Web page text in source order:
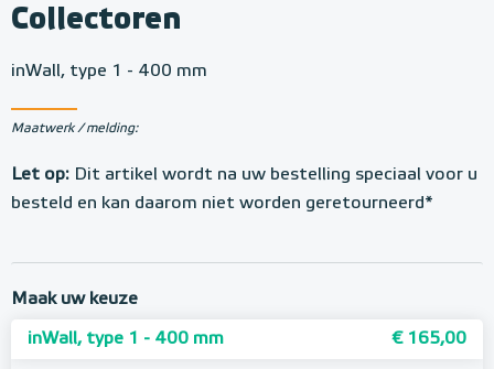
Collectoren
inWall, type 1 - 400 mm
Maatwerk / melding:
Let op: Dit artikel wordt na uw bestelling speciaal voor u
besteld en kan daarom niet worden geretourneerd*
Maak uw keuze
inWall, type 1 - 400 mm € 165,00